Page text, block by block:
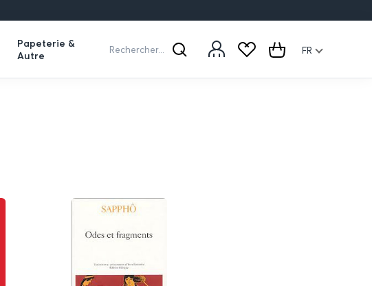
Papeterie &
Autre
Expand
Rechercher
Rechercher... Cart FR